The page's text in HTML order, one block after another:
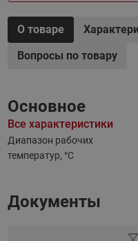
О товаре
Вопросы по товару
Основное
Все характеристики
Диапазон рабочих
температур, °C
Документы